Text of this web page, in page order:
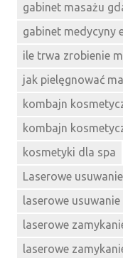
gabinet masażu
gabinet medycyny
ile trwa zrobienie
jak pielęgnować
kombajn
kombajn
kosmetyki dla spa
Laserowe
laserowe
laserowe
laserowe